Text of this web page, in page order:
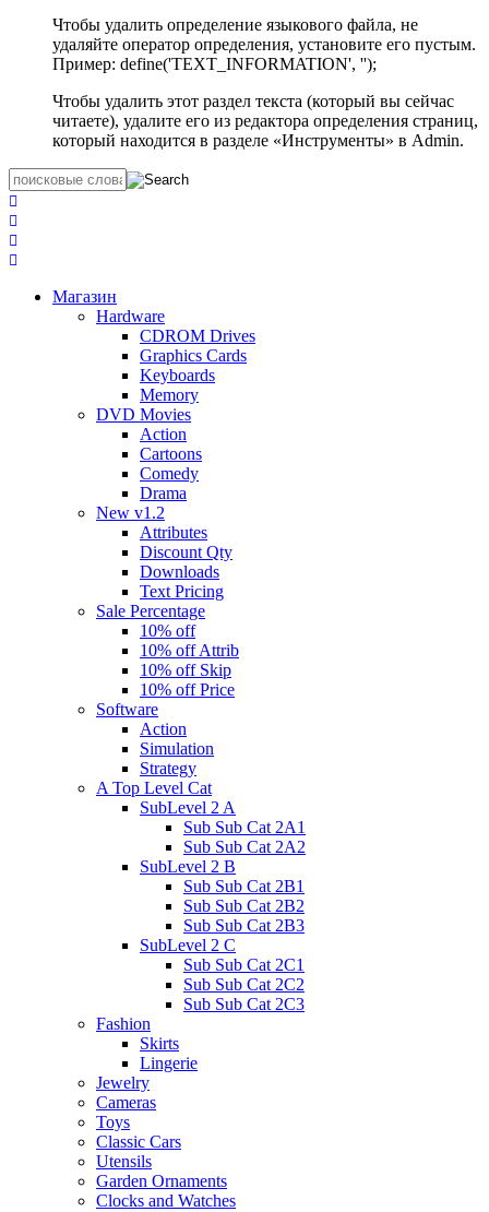
Чтобы удалить определение языкового файла, не
удаляйте оператор определения, установите его пустым.
Пример: define('TEXT_INFORMATION', '');
Чтобы удалить этот раздел текста (который вы сейчас
читаете), удалите его из редактора определения страниц,
который находится в разделе «Инструменты» в Admin.
Магазин
Hardware
CDROM Drives
Graphics Cards
Keyboards
Memory
DVD Movies
Action
Cartoons
Comedy
Drama
New v1.2
Attributes
Discount Qty
Downloads
Text Pricing
Sale Percentage
10% off
10% off Attrib
10% off Skip
10% off Price
Software
Action
Simulation
Strategy
A Top Level Cat
SubLevel 2 A
Sub Sub Cat 2A1
Sub Sub Cat 2A2
SubLevel 2 B
Sub Sub Cat 2B1
Sub Sub Cat 2B2
Sub Sub Cat 2B3
SubLevel 2 C
Sub Sub Cat 2C1
Sub Sub Cat 2C2
Sub Sub Cat 2C3
Fashion
Skirts
Lingerie
Jewelry
Cameras
Toys
Classic Cars
Utensils
Garden Ornaments
Clocks and Watches